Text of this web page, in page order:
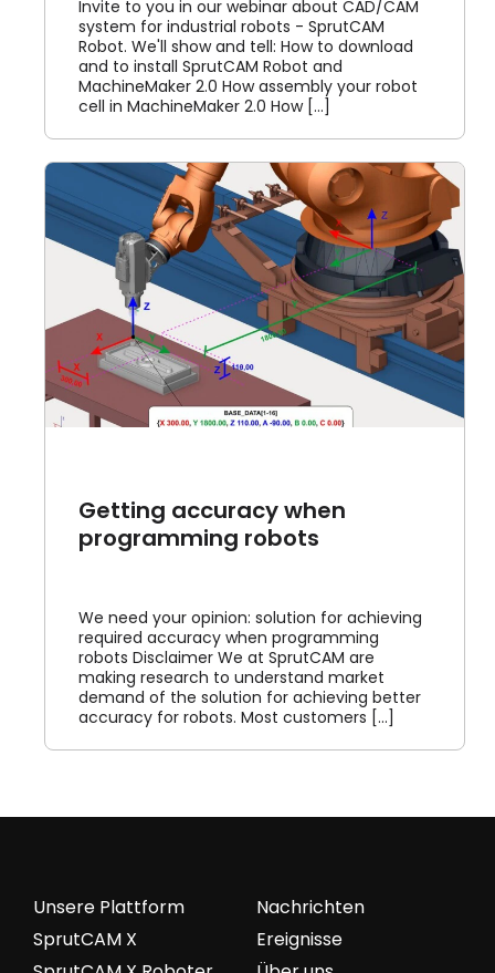
Invite to you in our webinar about CAD/CAM
system for industrial robots - SprutCAM
Robot. We'll show and tell: How to download
and to install SprutCAM Robot and
MachineMaker 2.0 How assembly your robot
cell in MachineMaker 2.0 How [...]
Getting accuracy when
programming robots
We need your opinion: solution for achieving
required accuracy when programming
robots Disclaimer We at SprutCAM are
making research to understand market
demand of the solution for achieving better
accuracy for robots. Most customers [...]
Nachrichten
Ereignisse
Unsere Plattform
SprutCAM X